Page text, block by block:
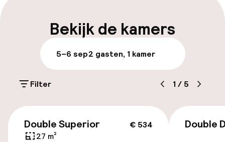
Parkeren & mobiliteit
Parkeergelegenheid op eigen terrein
(buiten)
Openbaar parkeren
Bekijk de kamers
5–6 sep2 gasten, 1 kamer
Filter 1 / 5
€ 534
Double Superior
27 m²
Double